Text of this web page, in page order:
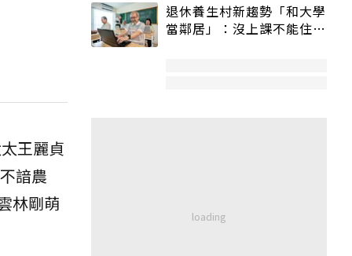
王麗貞
諳農
林剛萌
退休養生村新趨勢「和大學
當鄰居」：沒上課不能住、